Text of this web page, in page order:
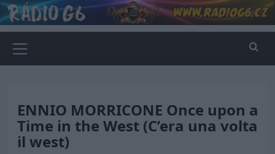
Skip
to
content
Menu
ENNIO MORRICONE Once upon a
Time in the West (C’era una volta
il west)